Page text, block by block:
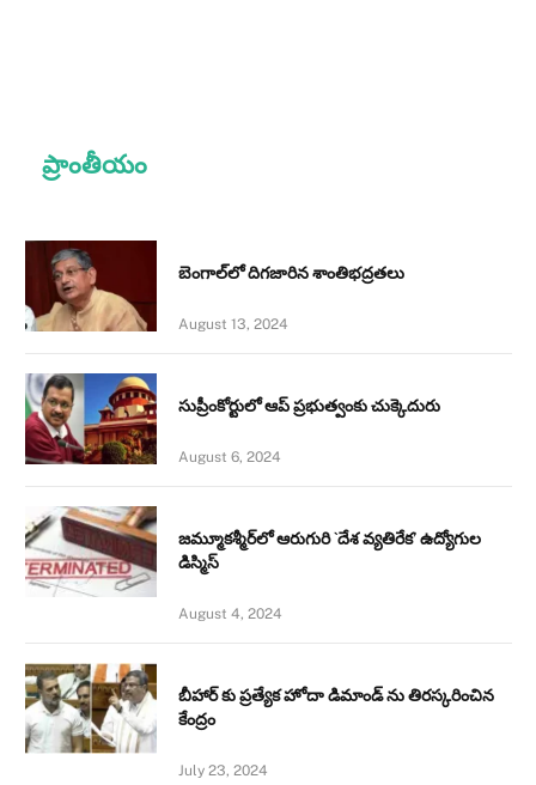
ప్రాంతీయం
బెంగాల్‌లో దిగజారిన శాంతిభద్రతలు
August 13, 2024
సుప్రీంకోర్టులో ఆప్ ప్రభుత్వంకు చుక్కెదురు
August 6, 2024
జమ్మూకశ్మీర్‌లో ఆరుగురి `దేశ వ్యతిరేక’ ఉద్యోగుల
డిస్మిస్‌
August 4, 2024
బీహార్ కు ప్రత్యేక హోదా డిమాండ్ ను తిరస్కరించిన
కేంద్రం
July 23, 2024